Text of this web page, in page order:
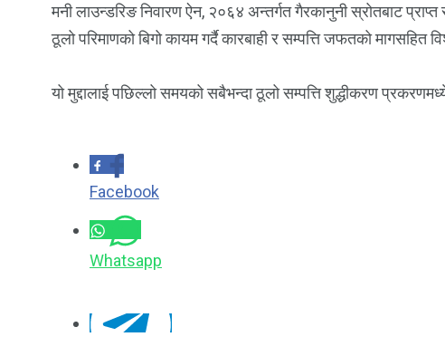
मनी लाउन्डरिङ निवारण ऐन, २०६४ अन्तर्गत गैरकानुनी स्रोतबाट
ठूलो परिमाणको बिगो कायम गर्दै कारबाही र सम्पत्ति जफतको मागसहित
यो मुद्दालाई पछिल्लो समयको सबैभन्दा ठूलो सम्पत्ति शुद्धीकरण
Facebook
Whatsapp